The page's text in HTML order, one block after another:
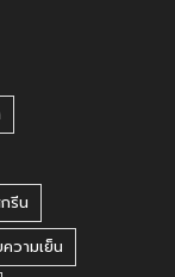
รีน
วามเย็น